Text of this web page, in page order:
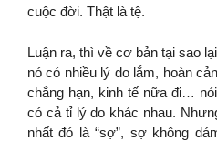
cuộc đời. Thật là tệ.
Luận ra, thì về cơ bản tại sao
nó có nhiều lý do lắm, hoàn
chẳng hạn, kinh tế nữa đi…
có cả tỉ lý do khác nhau.
nhất đó là “sợ”, sợ không